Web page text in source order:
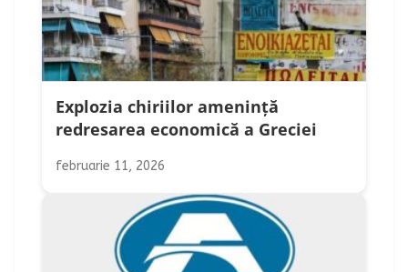
Explozia chiriilor amenință
redresarea economică a Greciei
februarie 11, 2026